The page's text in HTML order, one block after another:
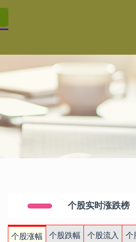
个股实时涨跌榜
个股涨幅 个股跌幅 个股流入 个